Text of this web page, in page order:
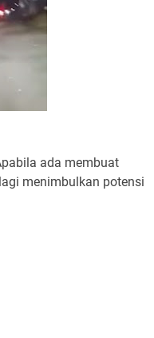
ada membuat
menimbulkan potensi